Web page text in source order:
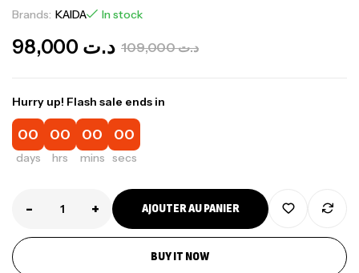
Brands: KAIDA In stock
د.ت109,000 د.ت
Hurry up! Flash sale ends in
00
days
00
hrs
00
mins
00
secs
- + AJOUTER AU PANIER
BUY IT NOW